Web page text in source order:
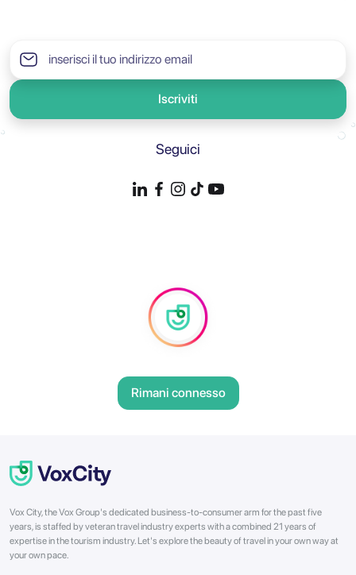
Iscriviti
Seguici
Rimani connesso
Vox City, the Vox Group's dedicated business-to-consumer arm for the past five
years, is staffed by veteran travel industry experts with a combined 21 years of
expertise in the tourism industry. Let's explore the beauty of travel in your own way at
your own pace.